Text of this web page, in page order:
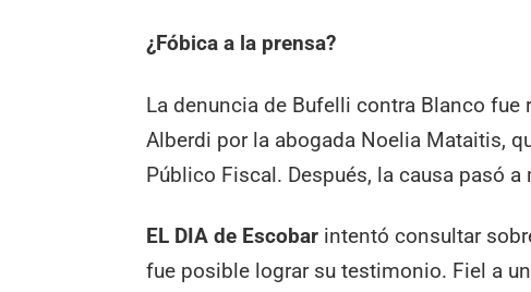
¿Fóbica a la prensa?
La denuncia de Bufelli contra Blanco
Alberdi por la abogada Noelia Mataitis,
Público Fiscal. Después, la causa pasó
EL DIA de Escobar intentó consultar
fue posible lograr su testimonio. Fiel a